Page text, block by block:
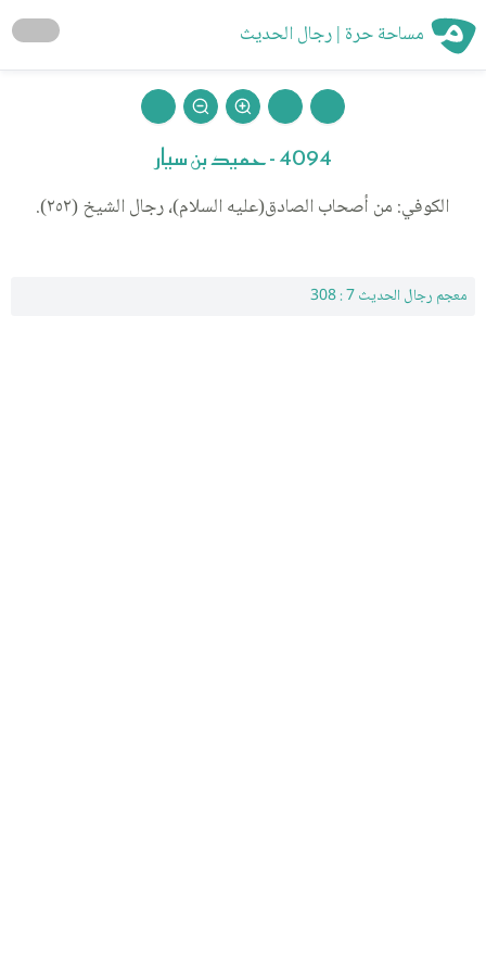
مساحة حرة | رجال الحديث
4094 - حميد بن سيار
الكوفي: من أصحاب الصادق(عليه السلام)، رجال الشيخ (٢٥٢).
معجم رجال الحديث 7 : 308